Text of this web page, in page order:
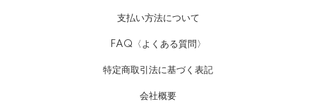
支払い方法について
FAQ〈よくある質問〉
特定商取引法に基づく表記
会社概要